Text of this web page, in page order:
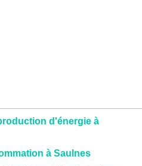
d'énergie à
à Saulnes